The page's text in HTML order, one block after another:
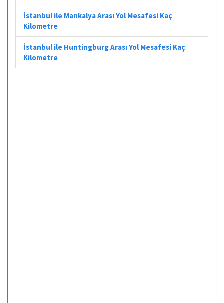
İstanbul ile Mankalya Arası Yol Mesafesi Kaç
Kilometre
İstanbul ile Huntingburg Arası Yol Mesafesi Kaç
Kilometre